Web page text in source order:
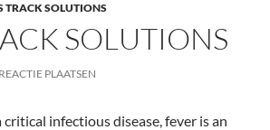
TRACK SOLUTIONS
SOLUTIONS
PLAATSEN
critical infectious disease, fever is an